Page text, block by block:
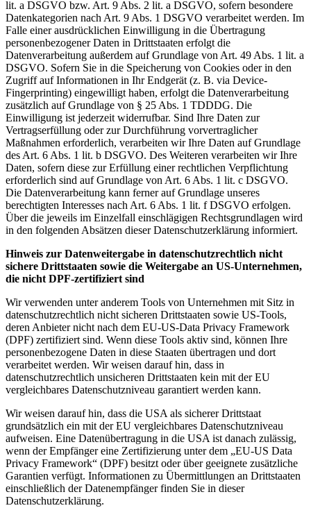
lit. a DSGVO bzw. Art. 9 Abs. 2 lit. a DSGVO, sofern besondere
Datenkategorien nach Art. 9 Abs. 1 DSGVO verarbeitet werden. Im
Falle einer ausdrücklichen Einwilligung in die Übertragung
personenbezogener Daten in Drittstaaten erfolgt die
Datenverarbeitung außerdem auf Grundlage von Art. 49 Abs. 1 lit. a
DSGVO. Sofern Sie in die Speicherung von Cookies oder in den
Zugriff auf Informationen in Ihr Endgerät (z. B. via Device-
Fingerprinting) eingewilligt haben, erfolgt die Datenverarbeitung
zusätzlich auf Grundlage von § 25 Abs. 1 TDDDG. Die
Einwilligung ist jederzeit widerrufbar. Sind Ihre Daten zur
Vertragserfüllung oder zur Durchführung vorvertraglicher
Maßnahmen erforderlich, verarbeiten wir Ihre Daten auf Grundlage
des Art. 6 Abs. 1 lit. b DSGVO. Des Weiteren verarbeiten wir Ihre
Daten, sofern diese zur Erfüllung einer rechtlichen Verpflichtung
erforderlich sind auf Grundlage von Art. 6 Abs. 1 lit. c DSGVO.
Die Datenverarbeitung kann ferner auf Grundlage unseres
berechtigten Interesses nach Art. 6 Abs. 1 lit. f DSGVO erfolgen.
Über die jeweils im Einzelfall einschlägigen Rechtsgrundlagen wird
in den folgenden Absätzen dieser Datenschutzerklärung informiert.
Hinweis zur Datenweitergabe in datenschutzrechtlich nicht
sichere Drittstaaten sowie die Weitergabe an US-Unternehmen,
die nicht DPF-zertifiziert sind
Wir verwenden unter anderem Tools von Unternehmen mit Sitz in
datenschutzrechtlich nicht sicheren Drittstaaten sowie US-Tools,
deren Anbieter nicht nach dem EU-US-Data Privacy Framework
(DPF) zertifiziert sind. Wenn diese Tools aktiv sind, können Ihre
personenbezogene Daten in diese Staaten übertragen und dort
verarbeitet werden. Wir weisen darauf hin, dass in
datenschutzrechtlich unsicheren Drittstaaten kein mit der EU
vergleichbares Datenschutzniveau garantiert werden kann.
Wir weisen darauf hin, dass die USA als sicherer Drittstaat
grundsätzlich ein mit der EU vergleichbares Datenschutzniveau
aufweisen. Eine Datenübertragung in die USA ist danach zulässig,
wenn der Empfänger eine Zertifizierung unter dem „EU-US Data
Privacy Framework“ (DPF) besitzt oder über geeignete zusätzliche
Garantien verfügt. Informationen zu Übermittlungen an Drittstaaten
einschließlich der Datenempfänger finden Sie in dieser
Datenschutzerklärung.